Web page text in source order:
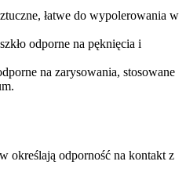
łatwe do wypolerowania w
odporne na pęknięcia i
na zarysowania, stosowane
określają odporność na kontakt z